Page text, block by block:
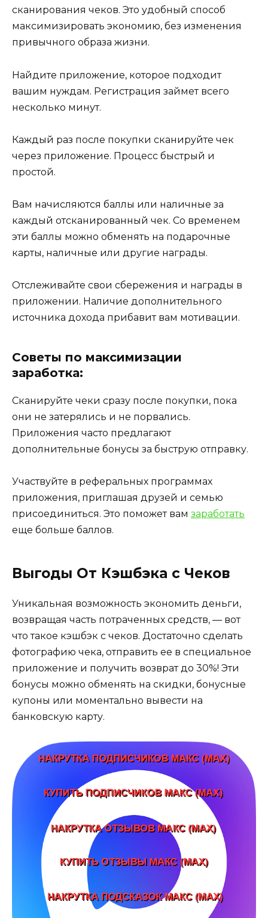
сканирования чеков. Это удобный способ
максимизировать экономию, без изменения
привычного образа жизни.
Найдите приложение, которое подходит
вашим нуждам. Регистрация займет всего
несколько минут.
Каждый раз после покупки сканируйте чек
через приложение. Процесс быстрый и
простой.
Вам начисляются баллы или наличные за
каждый отсканированный чек. Со временем
эти баллы можно обменять на подарочные
карты, наличные или другие награды.
Отслеживайте свои сбережения и награды в
приложении. Наличие дополнительного
источника дохода прибавит вам мотивации.
Советы по максимизации
заработка:
Сканируйте чеки сразу после покупки, пока
они не затерялись и не порвались.
Приложения часто предлагают
дополнительные бонусы за быструю отправку.
Участвуйте в реферальных программах
приложения, приглашая друзей и семью
присоединиться. Это поможет вам заработать
еще больше баллов.
Выгоды От Кэшбэка с Чеков
Уникальная возможность экономить деньги,
возвращая часть потраченных средств, — вот
что такое кэшбэк с чеков. Достаточно сделать
фотографию чека, отправить ее в специальное
приложение и получить возврат до 30%! Эти
бонусы можно обменять на скидки, бонусные
купоны или моментально вывести на
банковскую карту.